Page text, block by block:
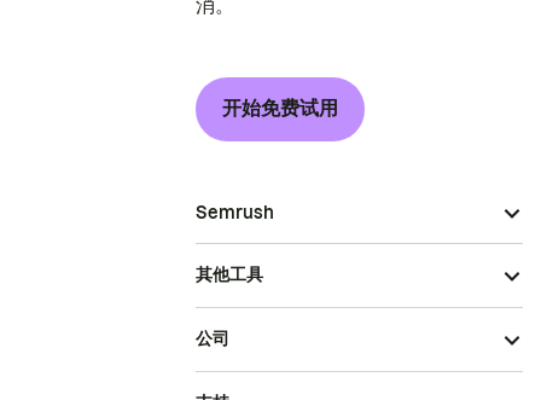
消。
开始免费试用
Semrush
其他工具
公司